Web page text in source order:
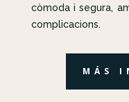
còmoda i segura,
complicacions.
MÁS